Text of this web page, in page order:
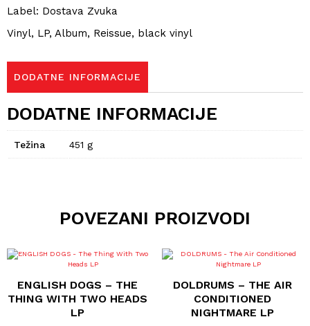
Label: Dostava Zvuka
Vinyl, LP, Album, Reissue, black vinyl
DODATNE INFORMACIJE
DODATNE INFORMACIJE
Težina 451 g
POVEZANI PROIZVODI
ENGLISH DOGS – THE
THING WITH TWO HEADS
LP
DOLDRUMS – THE AIR
CONDITIONED
NIGHTMARE LP